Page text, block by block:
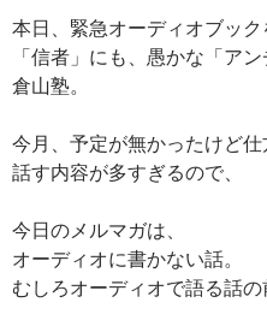
本日、緊急オーディオブック
「信者」にも、愚かな「ア
倉山塾。
今月、予定が無かったけど仕
話す内容が多すぎるので、
今日のメルマガは、
オーディオに書かない話。
むしろオーディオで語る話の